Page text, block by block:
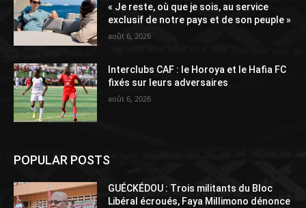
« Je reste, où que je sois, au service
exclusif de notre pays et de son peuple »
août 6, 2026
Interclubs CAF : le Horoya et le Hafia FC
fixés sur leurs adversaires
août 6, 2026
POPULAR POSTS
GUÉCKÉDOU : Trois militants du Bloc
Libéral écroués, Faya Millimono dénonce